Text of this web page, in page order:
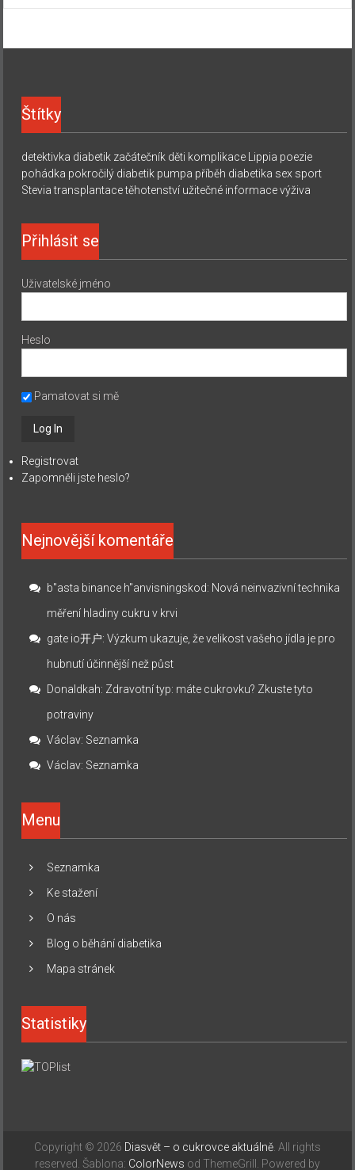
Štítky
detektivka diabetik začátečník děti komplikace Lippia poezie
pohádka pokročilý diabetik pumpa příběh diabetika sex sport
Stevia transplantace těhotenství užitečné informace výživa
Přihlásit se
Uživatelské jméno
Heslo
Pamatovat si mě
Registrovat
Zapomněli jste heslo?
Nejnovější komentáře
b"asta binance h"anvisningskod: Nová neinvazivní technika
měření hladiny cukru v krvi
gate io开户:Výzkum ukazuje, že velikost vašeho jídla je pro
hubnutí účinnější než půst
Donaldkah: Zdravotní typ: máte cukrovku? Zkuste tyto
potraviny
Václav: Seznamka
Václav: Seznamka
Menu
Seznamka
Ke stažení
O nás
Blog o běhání diabetika
Mapa stránek
Statistiky
Copyright © 2026 Diasvět – o cukrovce aktuálně . All rights
reserved. Šablona: ColorNews od ThemeGrill. Powered by